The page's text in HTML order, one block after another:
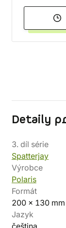
Detaily
3. díl série
Spatterjay
Výrobce
Polaris
Formát
200 x 130 mm
Jazyk
čeština